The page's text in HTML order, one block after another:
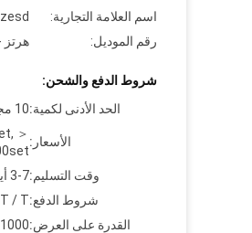
اسم العلامة التجارية:
رقم الموديل:
هرتز -
شروط الدفع والشحن:
الحد الأدنى لكمية:10 مجموعات
الأسعار:
＞
وقت التسليم:3-7 أيام
شروط الدفع:T / T ، باي بال
القدرة على العرض:1000 مجموعة / أسبوع